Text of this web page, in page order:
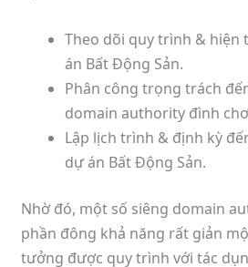
Theo dõi quy trình &
án Bất Động Sản.
Phân công trọng trách
domain authority đình
Lập lịch trình & định kỳ
dự án Bất Động Sản.
Nhờ đó, một số siêng domain
phần đông khả năng rất giản
tưởng được quy trình với tác